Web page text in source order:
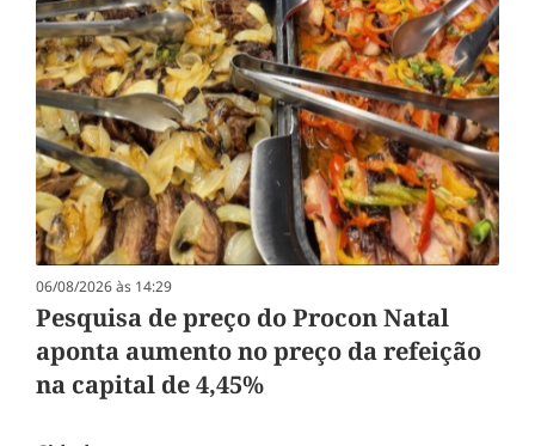
06/08/2026 às 14:29
Pesquisa de preço do Procon Natal
aponta aumento no preço da refeição
na capital de 4,45%